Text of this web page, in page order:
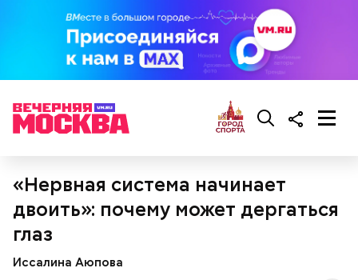
«Нервная система начинает
двоить»: почему может дергаться
глаз
Иссалина Аюпова
Он также рассказал, что появление шаровых
начало августа, — добавил Бычков.